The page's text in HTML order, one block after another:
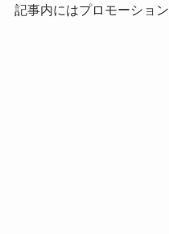
記事内にはプロモーション